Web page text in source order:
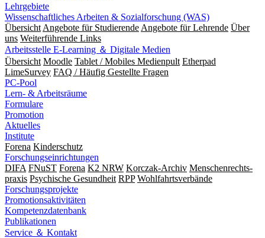
Lehrgebiete
Wissenschaftliches Arbeiten & Sozialforschung (WAS)
Übersicht Angebote für Studierende Angebote für Lehrende Über
uns Weiterführende Links
Arbeitsstelle E-Learning ＆ Digitale Medien
Übersicht Moodle Tablet / Mobiles Medienpult Etherpad
LimeSurvey FAQ / Häufig Gestellte Fragen
PC-Pool
Lern- & Arbeitsräume
Formulare
Promotion
Aktuelles
Institute
Forena Kinderschutz
Forschungseinrichtungen
DIFA FNuST Forena K2 NRW Korczak-Archiv Men­schen­rechts­
praxis Psy­chische Gesund­heit RPP Wohlfahrts­verbände
Forschungsprojekte
Promotionsaktivitäten
Kompetenzdatenbank
Publikationen
Service ＆ Kontakt